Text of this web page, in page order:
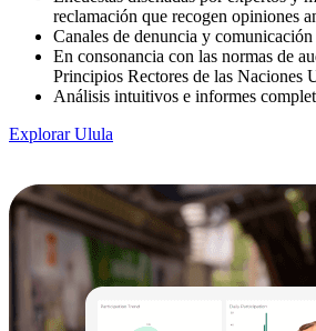
reclamación que recogen opiniones
Canales de denuncia y
En consonancia con las normas de
Principios Rectores de las Naciones
Análisis intuitivos e informes
Explorar Ulula